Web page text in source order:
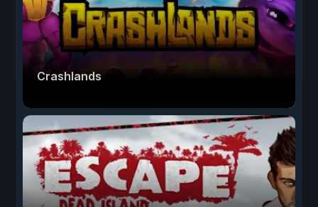
Crashlands